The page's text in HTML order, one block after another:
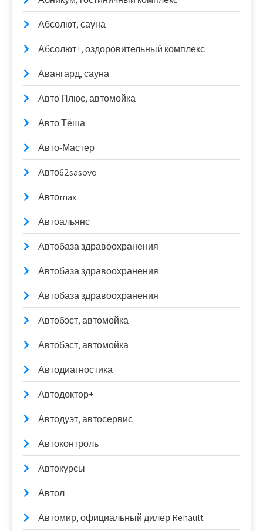
Абсолют, сауна
Абсолют+, оздоровительный комплекс
Авангард, сауна
Авто Плюс, автомойка
Авто Тёша
Авто-Мастер
Авто62sasovo
Автоmax
Автоальянс
Автобаза здравоохранения
Автобаза здравоохранения
Автобаза здравоохранения
Автобэст, автомойка
Автобэст, автомойка
Автодиагностика
Автодоктор+
Автодуэт, автосервис
Автоконтроль
Автокурсы
Автол
Автомир, официальный дилер Renault